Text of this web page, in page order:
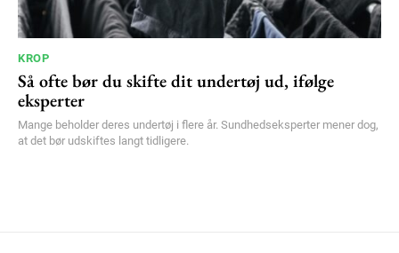
KROP
Så ofte bør du skifte dit undertøj ud, ifølge
eksperter
Mange beholder deres undertøj i flere år. Sundhedseksperter mener dog,
at det bør udskiftes langt tidligere.